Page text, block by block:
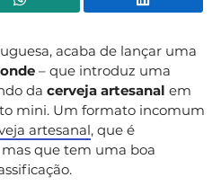
acaba de lançar uma
– que introduz uma
da cerveja artesanal em
mini. Um formato incomum
artesanal, que é
que tem uma boa